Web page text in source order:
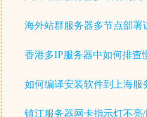
海外站群服务器多节点部署
香港多IP服务器中如何排查
如何编译安装软件到上海服
镇江服务器网卡指示灯不亮